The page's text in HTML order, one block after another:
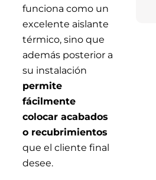
funciona como un
excelente aislante
térmico, sino que
además posterior a
su instalación
permite
fácilmente
colocar acabados
o recubrimientos
que el cliente final
desee.